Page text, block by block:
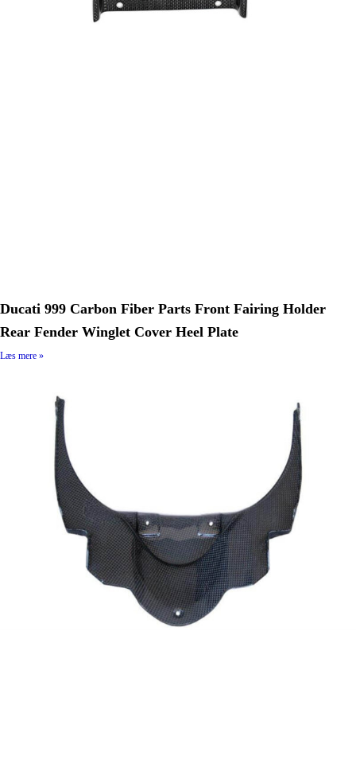
Ducati 999 Carbon Fiber Parts Front Fairing Holder
Rear Fender Winglet Cover Heel Plate
Læs mere »